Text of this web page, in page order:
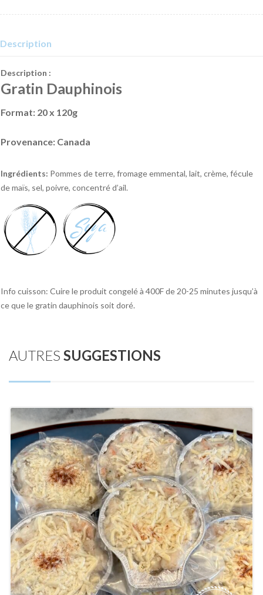
Description
Description :
Gratin Dauphinois
Format: 20x 120g
Provenance: Canada
Ingrédients: Pommes de terre, fromage emmental, lait, crème, fécule
de maïs, sel, poivre, concentré d’ail.
Info cuisson: Cuire le produit congelé à 400F de 20-25 minutes jusqu’à
ce que le gratin dauphinois soit doré.
AUTRES SUGGESTIONS